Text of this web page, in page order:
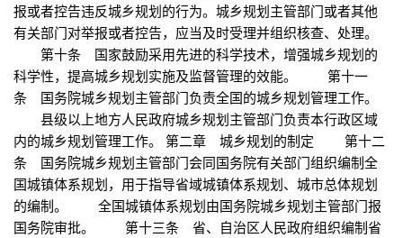
报或者控告违反城乡规划的行为。城乡规划主管部门或者其他
有关部门对举报或者控告，应当及时受理并组织核查、处理。
第十条 国家鼓励采用先进的科学技术，增强城乡规划的
科学性，提高城乡规划实施及监督管理的效能。 第十一
条 国务院城乡规划主管部门负责全国的城乡规划管理工作。
县级以上地方人民政府城乡规划主管部门负责本行政区域
内的城乡规划管理工作。 第二章 城乡规划的制定 第十二
条 国务院城乡规划主管部门会同国务院有关部门组织编制全
国城镇体系规划，用于指导省域城镇体系规划、城市总体规划
的编制。 全国城镇体系规划由国务院城乡规划主管部门报
国务院审批。 第十三条 省、自治区人民政府组织编制省